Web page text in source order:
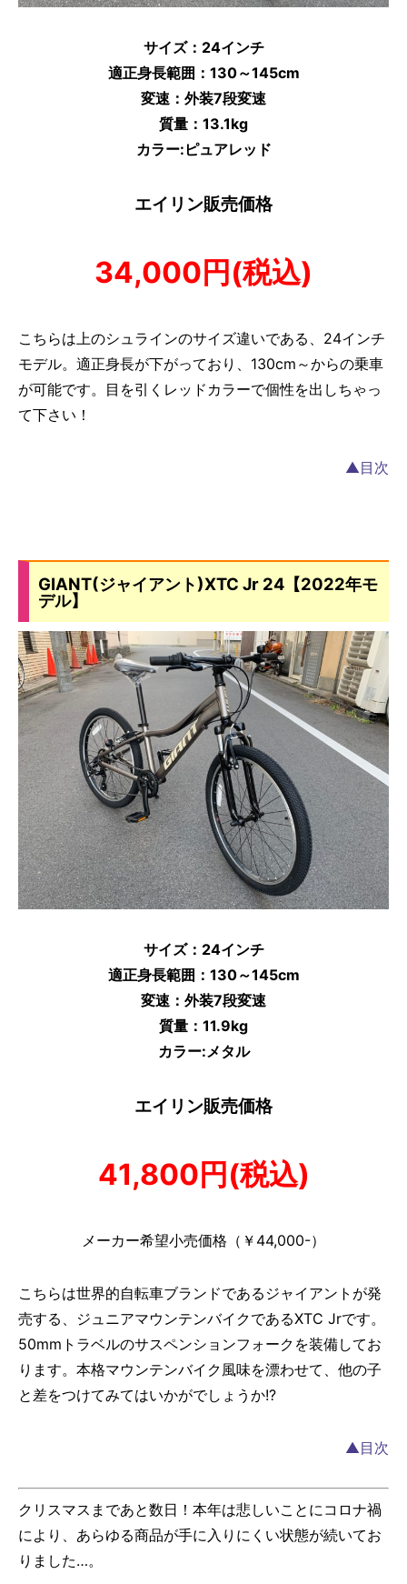
サイズ：24インチ
適正身長範囲：130～145cm
変速：外装7段変速
質量：13.1kg
カラー:ピュアレッド
エイリン販売価格
34,000円(税込)
こちらは上のシュラインのサイズ違いである、24インチ
モデル。適正身長が下がっており、130cm～からの乗車
が可能です。目を引くレッドカラーで個性を出しちゃっ
て下さい！
▲目次
GIANT(ジャイアント)XTC Jr 24【2022年モ
デル】
サイズ：24インチ
適正身長範囲：130～145cm
変速：外装7段変速
質量：11.9kg
カラー:メタル
エイリン販売価格
41,800円(税込)
メーカー希望小売価格（￥44,000-）
こちらは世界的自転車ブランドであるジャイアントが発
売する、ジュニアマウンテンバイクであるXTC Jrです。
50mmトラベルのサスペンションフォークを装備してお
ります。本格マウンテンバイク風味を漂わせて、他の子
と差をつけてみてはいかがでしょうか!?
▲目次
クリスマスまであと数日！本年は悲しいことにコロナ禍
により、あらゆる商品が手に入りにくい状態が続いてお
りました…。